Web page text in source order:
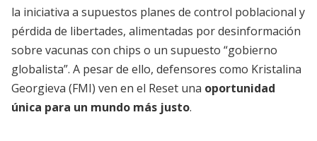
la iniciativa a supuestos planes de control poblacional y
pérdida de libertades, alimentadas por desinformación
sobre vacunas con chips o un supuesto “gobierno
globalista”. A pesar de ello, defensores como Kristalina
Georgieva (FMI) ven en el Reset una oportunidad
única para un mundo más justo.